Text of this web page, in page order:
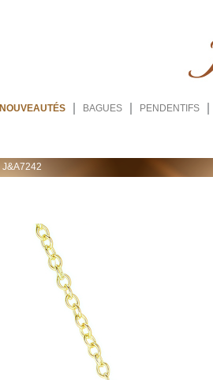
NOUVEAUTÉS BAGUES PENDENTIFS
J&A7242